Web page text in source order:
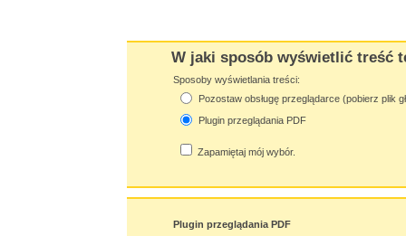
W jaki sposób wyświetlić treść
Sposoby wyświetlania treści:
Pozostaw obsługę przeglądarce (pobierz plik
Plugin przeglądania PDF
Zapamiętaj mój wybór.
Plugin przeglądania PDF